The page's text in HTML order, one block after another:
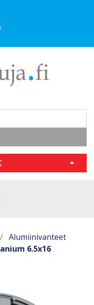
Avaa
Alumiinivanteet
6.5x16